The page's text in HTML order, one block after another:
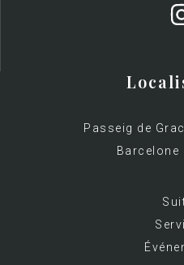
Passeig de
Barcelone